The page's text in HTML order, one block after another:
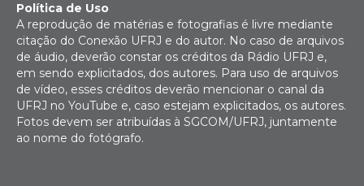
Política de Uso
A reprodução de matérias e fotografias é livre mediante
citação do Conexão UFRJ e do autor. No caso de arquivos
de áudio, deverão constar os créditos da Rádio UFRJ e,
em sendo explicitados, dos autores. Para uso de arquivos
de vídeo, esses créditos deverão mencionar o canal da
UFRJ no YouTube e, caso estejam explicitados, os autores.
Fotos devem ser atribuídas à SGCOM/UFRJ, juntamente
ao nome do fotógrafo.